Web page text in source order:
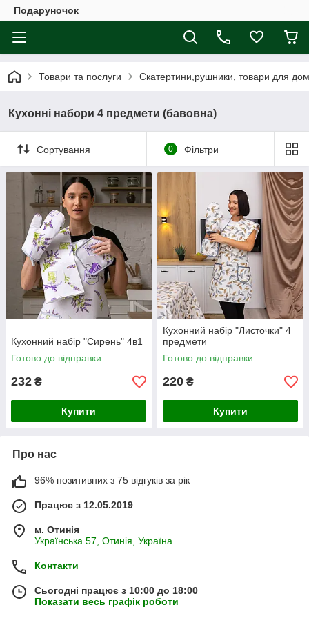
Подаруночок
Товари та послуги Скатертини,рушники, товари для
Кухонні набори 4 предмети (бавовна)
Сортування 0 Фільтри
Кухонний набір "Сирень" 4в1
Готово до відправки
232 ₴
Купити
Кухонний набір "Листочки" 4
предмети
Готово до відправки
220 ₴
Купити
Про нас
96% позитивних з 75 відгуків за рік
Працює з 12.05.2019
м. Отинія
Українська 57, Отинія, Україна
Контакти
Сьогодні працює з 10:00 до 18:00
Показати весь графік роботи